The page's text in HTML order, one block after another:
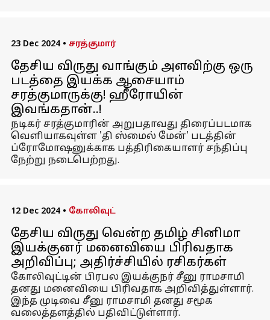
23 Dec 2024 • சரத்குமார்
தேசிய விருது வாங்கும் அளவிற்கு ஒரு
படத்தை இயக்க ஆசையாம்
சரத்குமாருக்கு! ஹீரோயின்
இவங்கதான்..!
நடிகர் சரத்குமாரின் அறுபதாவது திரைப்படமாக
வெளியாகவுள்ள 'தி ஸ்மைல் மேன்' படத்தின்
ப்ரோமோஷனுக்காக பத்திரிகையாளர் சந்திப்பு
நேற்று நடைபெற்றது.
12 Dec 2024 • கோலிவுட்
தேசிய விருது வென்ற தமிழ் சினிமா
இயக்குனர் மனைவியை பிரிவதாக
அறிவிப்பு; அதிர்ச்சியில் ரசிகர்கள்
கோலிவுட்டின் பிரபல இயக்குநர் சீனு ராமசாமி
தனது மனைவியை பிரிவதாக அறிவித்துள்ளார்.
இந்த முடிவை சீனு ராமசாமி தனது சமூக
வலைத்தளத்தில் பதிவிட்டுள்ளார்.